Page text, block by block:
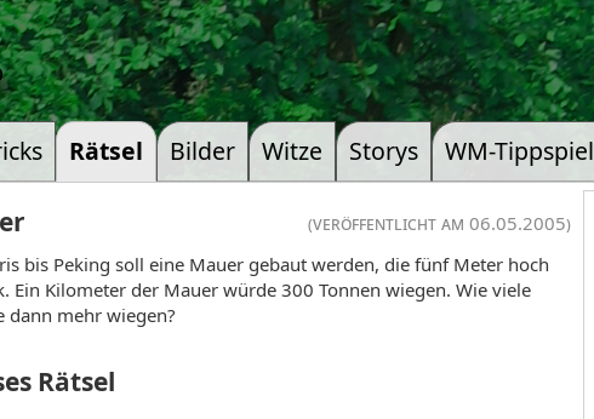
Rätsel Bilder Witze Storys WM-Tippspiel
(veröffentlicht am 06.05.2005)
bis Peking soll eine Mauer gebaut werden, die fünf Meter hoch
Ein Kilometer der Mauer würde 300 Tonnen wiegen. Wie viele
dann mehr wiegen?
Rätsel